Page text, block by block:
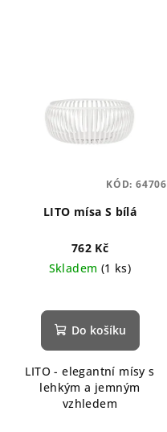
LITO mísa S bílá
762 Kč
Skladem (1 ks)
Do košíku
LITO - elegantní mísy s
lehkým a jemným
vzhledem
KÓD: 64706